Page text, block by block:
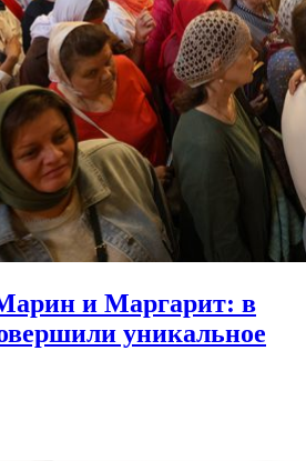
и Маргарит: в
уникальное